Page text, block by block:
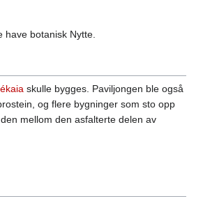
botanisk Nytte.
skulle bygges. Paviljongen ble også
og flere bygninger som sto opp
mellom den asfalterte delen av